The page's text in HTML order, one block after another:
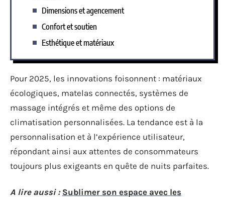
Dimensions et agencement
Confort et soutien
Esthétique et matériaux
Pour 2025, les innovations foisonnent : matériaux
écologiques, matelas connectés, systèmes de
massage intégrés et même des options de
climatisation personnalisées. La tendance est à la
personnalisation et à l’expérience utilisateur,
répondant ainsi aux attentes de consommateurs
toujours plus exigeants en quête de nuits parfaites.
A lire aussi : Sublimer son espace avec les